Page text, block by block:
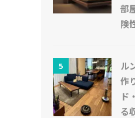
部
険
5
ル
作
ド
る